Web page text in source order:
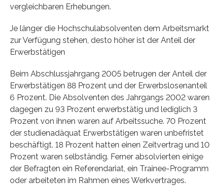
vergleichbaren Erhebungen.
Je länger die Hochschulabsolventen dem Arbeitsmarkt
zur Verfügung stehen, desto höher ist der Anteil der
Erwerbstätigen
Beim Abschlussjahrgang 2005 betrugen der Anteil der
Erwerbstätigen 88 Prozent und der Erwerbslosenanteil
6 Prozent. Die Absolventen des Jahrgangs 2002 waren
dagegen zu 93 Prozent erwerbstätig und lediglich 3
Prozent von ihnen waren auf Arbeitssuche. 70 Prozent
der studienadäquat Erwerbstätigen waren unbefristet
beschäftigt. 18 Prozent hatten einen Zeitvertrag und 10
Prozent waren selbständig. Ferner absolvierten einige
der Befragten ein Referendariat, ein Trainee-Programm
oder arbeiteten im Rahmen eines Werkvertrages.